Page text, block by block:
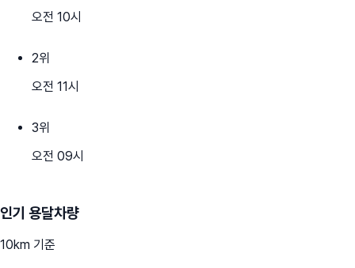
오전 10시
2위
오전 11시
3위
오전 09시
인기 용달차량
10km 기준